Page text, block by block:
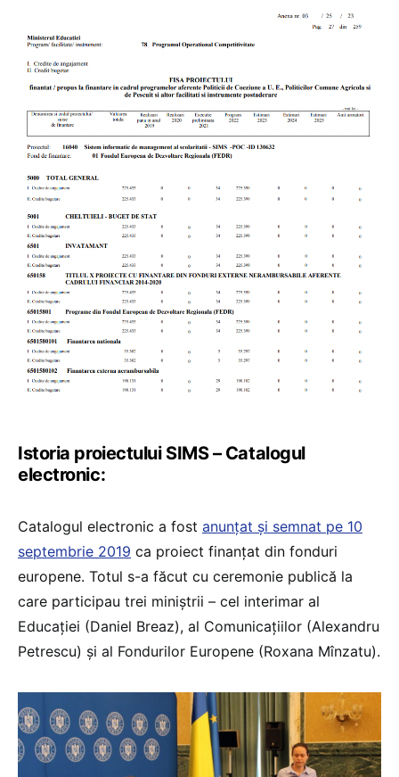
Istoria proiectului SIMS – Catalogul
electronic:
Catalogul electronic a fost anunțat și semnat pe 10
septembrie 2019 ca proiect finanțat din fonduri
europene. Totul s-a făcut cu ceremonie publică la
care participau trei miniștrii – cel interimar al
Educației (Daniel Breaz), al Comunicațiilor (Alexandru
Petrescu) și al Fondurilor Europene (Roxana Mînzatu).